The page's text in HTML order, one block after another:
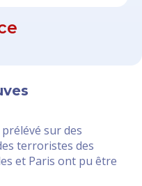
prélévé sur des
terroristes des
et Paris ont pu être